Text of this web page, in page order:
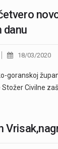
danu
18/03/2020
goranskoj
Civilne